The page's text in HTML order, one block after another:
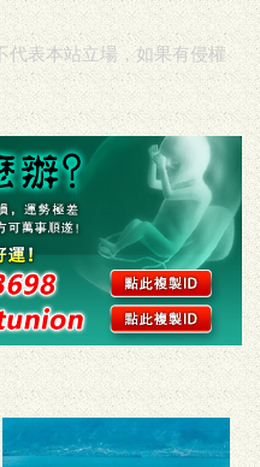
代表本站立場，如果有侵權